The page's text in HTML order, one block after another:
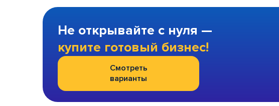
Не открывайте с нуля —
купите готовый бизнес!
Смотреть
варианты